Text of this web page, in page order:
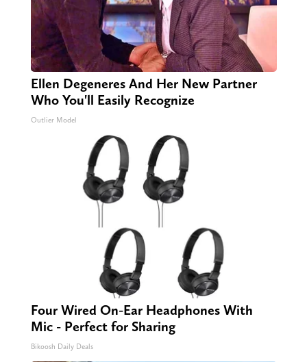
Ellen Degeneres And Her New Partner
Who You'll Easily Recognize
Outlier Model
Four Wired On-Ear Headphones With
Mic - Perfect for Sharing
Bikoosh Daily Deals